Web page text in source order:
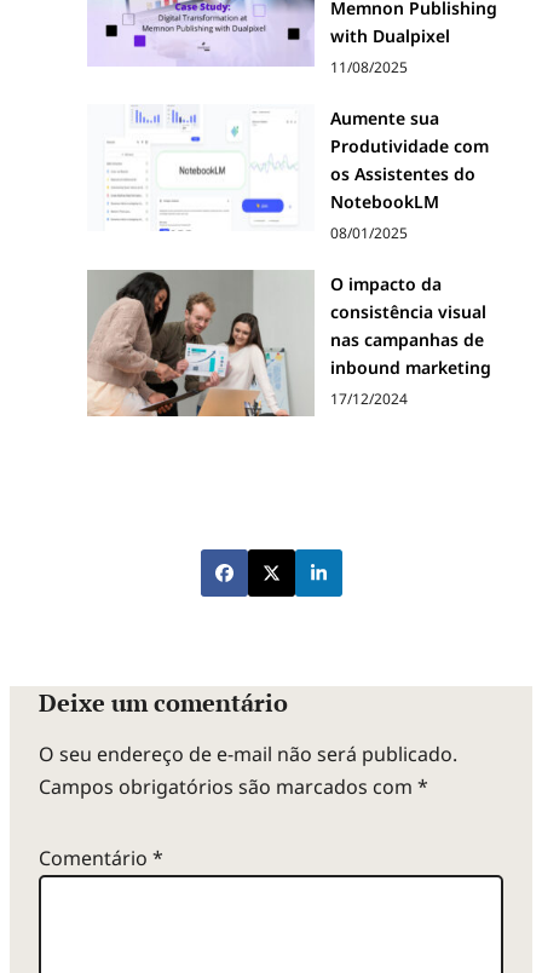
Memnon Publishing
with Dualpixel
11/08/2025
Aumente sua
Produtividade com
os Assistentes do
NotebookLM
08/01/2025
O impacto da
consistência visual
nas campanhas de
inbound marketing
17/12/2024
Deixe um comentário
O seu endereço de e-mail não será publicado.
Campos obrigatórios são marcados com *
Comentário *